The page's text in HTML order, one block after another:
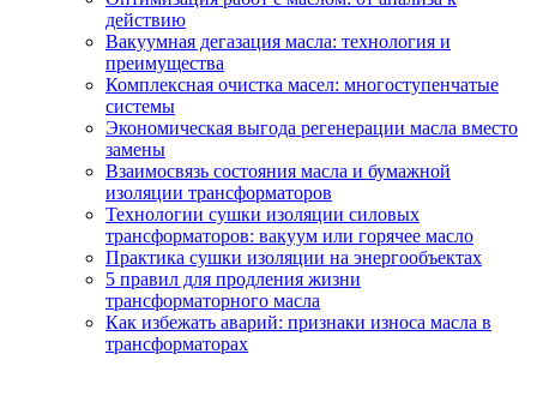
действию
Вакуумная дегазация масла: технология и
преимущества
Комплексная очистка масел: многоступенчатые
системы
Экономическая выгода регенерации масла вместо
замены
Взаимосвязь состояния масла и бумажной
изоляции трансформаторов
Технологии сушки изоляции силовых
трансформаторов: вакуум или горячее масло
Практика сушки изоляции на энергообъектах
5 правил для продления жизни
трансформаторного масла
Как избежать аварий: признаки износа масла в
трансформаторах